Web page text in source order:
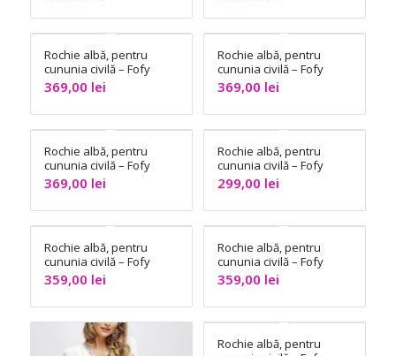
Rochie albă, pentru
cununia civilă – Fofy
369,00 lei
Rochie albă, pentru
cununia civilă – Fofy
369,00 lei
Rochie albă, pentru
cununia civilă – Fofy
369,00 lei
Rochie albă, pentru
cununia civilă – Fofy
299,00 lei
Rochie albă, pentru
cununia civilă – Fofy
359,00 lei
Rochie albă, pentru
cununia civilă – Fofy
359,00 lei
Rochie albă, pentru